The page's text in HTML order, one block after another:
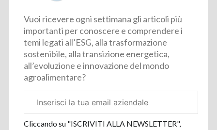
Vuoi ricevere ogni settimana gli articoli più
importanti per conoscere e comprendere i
temi legati all’ESG, alla trasformazione
sostenibile, alla transizione energetica,
all’evoluzione e innovazione del mondo
agroalimentare?
aziendale
Cliccando su "ISCRIVITI ALLA NEWSLETTER",